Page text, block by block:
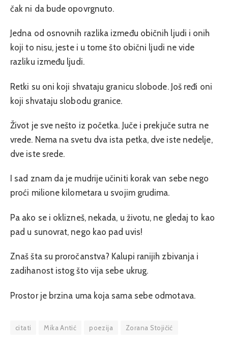
čak ni da bude opovrgnuto.
Jedna od osnovnih razlika između običnih ljudi i onih
koji to nisu, jeste i u tome što obični ljudi ne vide
razliku između ljudi.
Retki su oni koji shvataju granicu slobode. Još ređi oni
koji shvataju slobodu granice.
Život je sve nešto iz početka. Juče i prekjuče sutra ne
vrede. Nema na svetu dva ista petka, dve iste nedelje,
dve iste srede.
I sad znam da je mudrije učiniti korak van sebe nego
proći milione kilometara u svojim grudima.
Pa ako se i oklizneš, nekada, u životu, ne gledaj to kao
pad u sunovrat, nego kao pad uvis!
Znaš šta su proročanstva? Kalupi ranijih zbivanja i
zadihanost istog što vija sebe ukrug.
Prostor je brzina uma koja sama sebe odmotava.
citati Mika Antić poezija Zorana Stojičić